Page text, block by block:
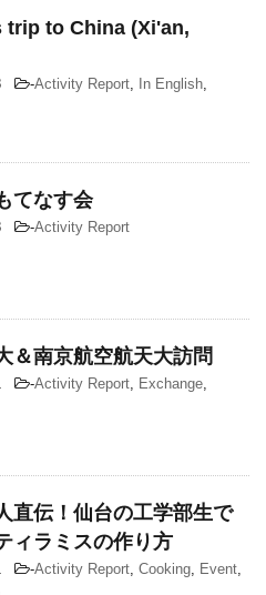
trip to China (Xi'an,
-Activity Report, In English,
てなす会
-Activity Report
＆南京航空航天大訪問
-Activity Report, Exchange,
直伝！仙台の工学部生で
ィラミスの作り方
-Activity Report, Cooking, Event,